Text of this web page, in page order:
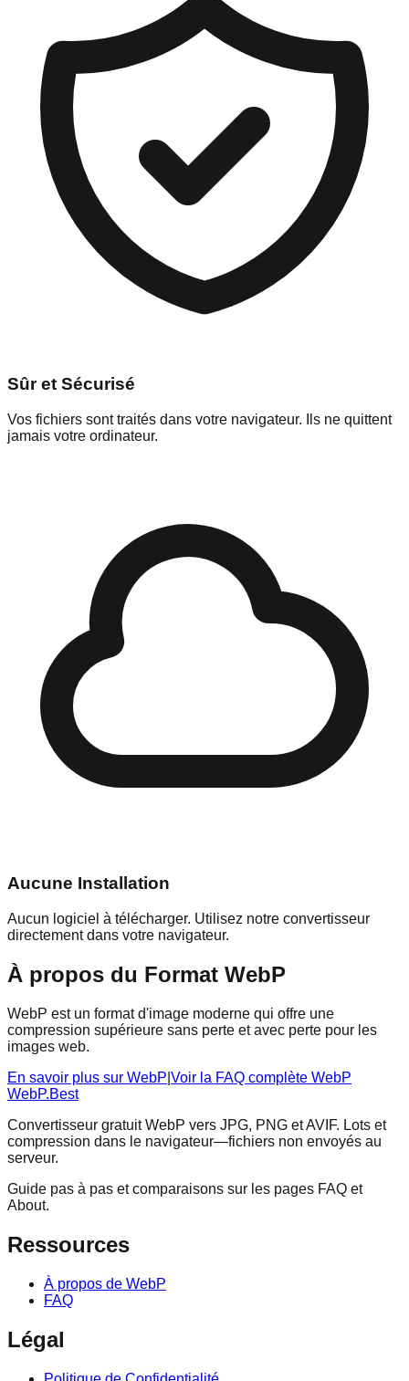
Sûr et Sécurisé
Vos fichiers sont traités dans votre navigateur. Ils ne quittent
jamais votre ordinateur.
Aucune Installation
Aucun logiciel à télécharger. Utilisez notre convertisseur
directement dans votre navigateur.
À propos du Format WebP
WebP est un format d'image moderne qui offre une
compression supérieure sans perte et avec perte pour les
images web.
En savoir plus sur WebP Voir la FAQ complète WebP
WebP.Best
Convertisseur gratuit WebP vers JPG, PNG et AVIF. Lots et
compression dans le navigateur—fichiers non envoyés au
serveur.
Guide pas à pas et comparaisons sur les pages FAQ et
About.
Ressources
À propos de WebP
FAQ
Légal